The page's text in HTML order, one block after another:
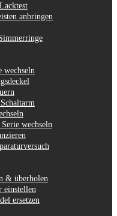
anbringen
wechseln
wechseln
& überholen
einstellen
ersetzen